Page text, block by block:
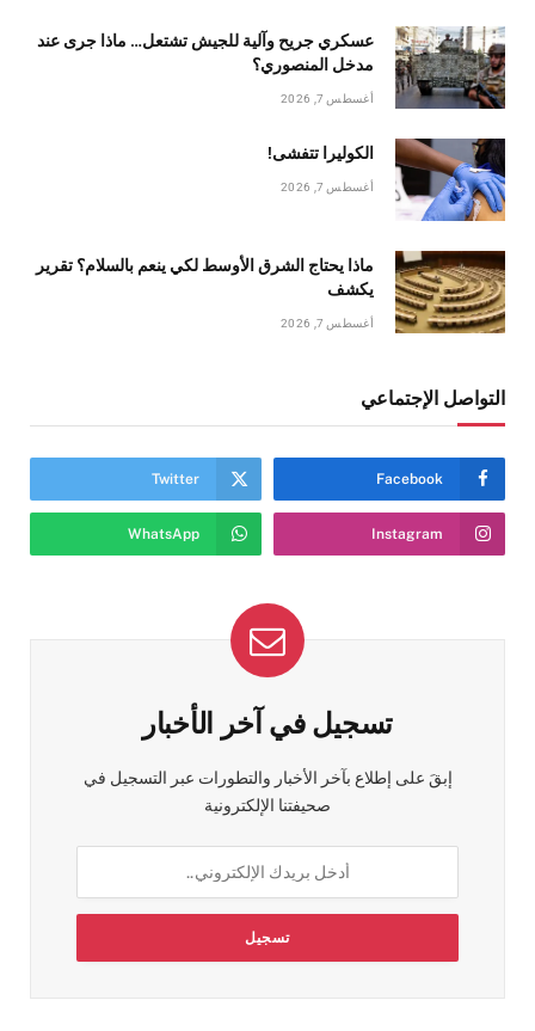
عسكري جريح وآلية للجيش تشتعل… ماذا جرى عند
مدخل المنصوري؟
أغسطس 7, 2026
الكوليرا تتفشى!
أغسطس 7, 2026
ماذا يحتاج الشرق الأوسط لكي ينعم بالسلام؟ تقرير
يكشف
أغسطس 7, 2026
التواصل الإجتماعي
Facebook
Twitter
Instagram
WhatsApp
تسجيل في آخر الأخبار
إبقَ على إطلاع بآخر الأخبار والتطورات عبر التسجيل في
صحيفتنا الإلكترونية